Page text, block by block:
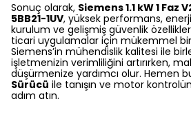
Sonuç olarak, Siemens 1.1 kW 1 Faz
5BB21-1UV, yüksek performans,
kurulum ve gelişmiş güvenlik
ticari uygulamalar için mükemmel
Siemens’in mühendislik kalitesi ile
işletmenizin verimliliğini artırırken,
düşürmenize yardımcı olur. Hemen
Sürücü ile tanışın ve motor
adım atın.